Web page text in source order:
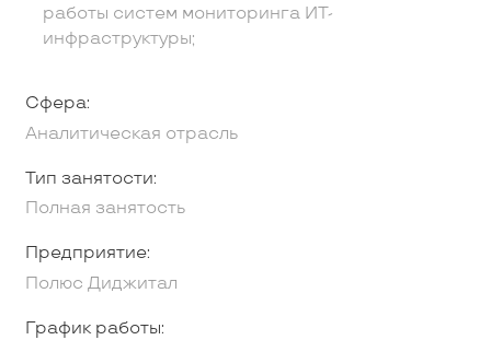
работы систем мониторинга ИТ-
инфраструктуры;
Сфера:
Аналитическая отрасль
Тип занятости:
Полная занятость
Предприятие:
Полюс Диджитал
График работы: